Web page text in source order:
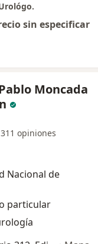
sin especificar
Moncada
opiniones
Nacional de
particular